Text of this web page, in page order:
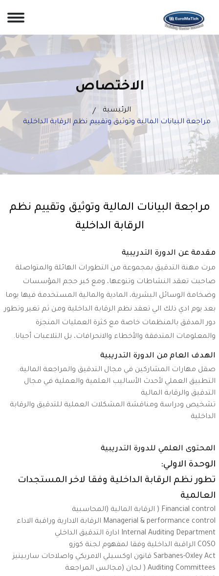
الاختصاص
الرئيسية
مراجعة البيانات المالية وتوثيق وتقييم نظم الرقابة الداخلية
مراجعة البيانات المالية وتوثيق وتقييم نظم
الرقابة الداخلية
مقدمة عن الدورة التدريبية
مرت مهنة التدقيق بمجموعة من التطورات الهائلة والمتواصلة
صاحبت تعقد النشاطات وتنوعها، ومع كبر حجم المؤسسات
وضخامة الوسائل البشرية، المادية والمالية المستخدمة فيها يوما
بعد يوم ادي ذلك الي تعقد نظم الرقابة الداخلية ومن ثم تغير وتطور
دور المدقق بالمنظمات خاصة مع كثرة العمليات المنجزة
والمعلومات المتدفقة والأخطاء والانحرافات، بل التلاعبات أحيانا.
الهدف العام من الدورة التدريبية
صقل مهارات المشاركين في مجال التدقيق والمراجعة المالية.
التطبيق العملي لأحدث الأساليب العلمية والعملية في مجال
التدقيق والرقابة المالية
تشخيص ودراسة ومناقشة المشكلات العملية للتدقيق والرقابة
الداخلية
المحتوى العلمي للدورة التدريبية
الوحدة الاولي:
تطور نظم الرقابة الداخلية وفقا لاخر المستجدات
العالمية
Financial control ( الرقابة المالية (المحاسبية
Managerial & performance control الرقابة الادارية وراقبة الاداء
Internal Auditing Department ادارة التدقيق الداخلي
COSO الراقبة الداخلية وفقا لمفهوم لجنة كوزو
Sarbanes-Oxley Act قانون اوكسيلي الامريكي واصلاحات ساربينيز
Auditing Committees ( لجان (مجالس المراجعة